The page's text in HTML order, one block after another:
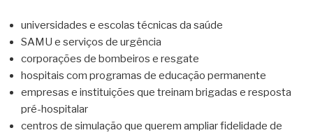
universidades e escolas técnicas da saúde
SAMU e serviços de urgência
corporações de bombeiros e resgate
hospitais com programas de educação permanente
empresas e instituições que treinam brigadas e resposta
pré-hospitalar
centros de simulação que querem ampliar fidelidade de